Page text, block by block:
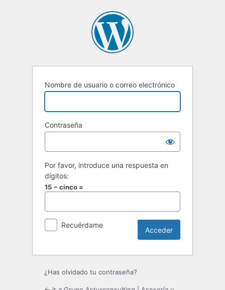
Nombre de usuario o correo electrónico
Contraseña
Por favor, introduce una respuesta en
dígitos:
15 − cinco =
Recuérdame
¿Has olvidado tu contraseña?